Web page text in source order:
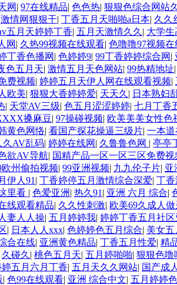
网 | 97在线精品| 色色热| 狠狠色综合网站
激情网狠狠干| 丁香五月天啪啪a日本| 久久
五月天婷婷丁香| 五月天激情久久 | 大学
网 | 久热99视频在线观看| 色噜噜97视频
丁香色播网 | 色婷婷9| 99丁香婷婷综合网 |
色五月天| 激情五月天色网站| 99热精地址
费视频| 婷婷五月天伊人网在线观看视频|
欧美| 狠狠大香婷婷爱| 天天久 | 日本熟妇
| 天堂AV三级| 色五月涩涩婷婷| 七月丁香
搡麻豆| 97操碰视频| 欧美美美女性色
黄色网络| 看国产探花操逼三级片| 一本
久AV乱码| 婷婷在线网 | 久鲁鲁色网 | 亭亭
欲AV导航| 国精产品一区一区三区免费视
欧州偷拍视频| 99亚洲视频| 九九伦子片| 亚
伊人91 | 丁香婷停五月激情综合深爱| 丁
里看 | 色爱亚洲 | 热久91 | 亚洲 六月 综合|
线观看精品| 久久性刺激| 欧美69久成人
妻人人操| 五月婷婷我| 婷婷丁香五月社
| 日本人人xxx| 色婷婷色五月综合| 美女
合在线| 亚洲黄色精品| 丁香五月性爱| 精
久碰久 | 桃色五月天| 五月婷啪啪| 狠狠色噜
婷五月六月丁香| 五月天久久网站| 国产成
| 色99在线观看| 亚洲 综合中文| 五月婷婷